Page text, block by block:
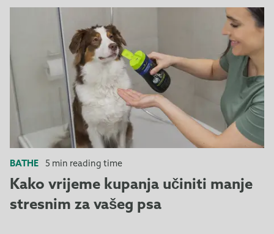
BATHE 5 min reading time
Kako vrijeme kupanja učiniti manje
stresnim za vašeg psa